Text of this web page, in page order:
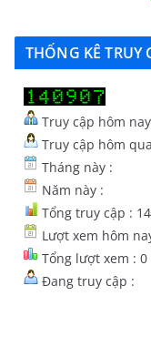
THỐNG KÊ TRUY
Truy cập hôm
Truy cập hôm
Tháng này :
Năm này :
Tổng truy cập :
Lượt xem hôm
Tổng lượt xem : 0
Đang truy cập :